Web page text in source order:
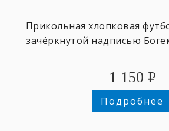
Прикольная хлопковая
зачёркнутой надписью
1 150 ₽
Подробнее